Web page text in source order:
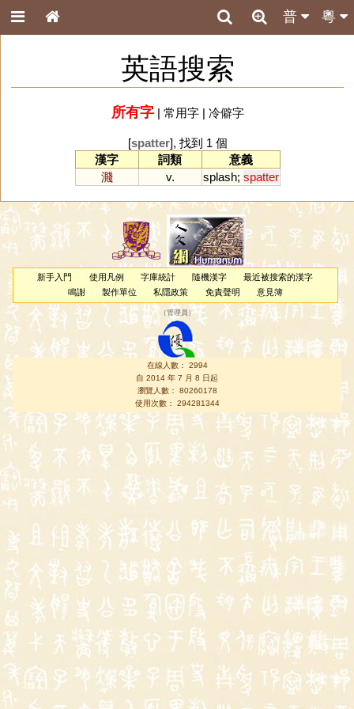
粵
普
英語搜索
所有字| 常用字| 冷僻字
[spatter], 找到 1 個
漢字
詞類
意義
濺
v. splash; spatter
新手入門 使用凡例 字庫統計 隨機漢字
最近被搜索的漢字
鳴謝
製作單位 私隱政策 免責聲明 意見簿
（管理員 ）
在線人數： 2994
自 2014 年 7 月 8 日起
瀏覽人數： 80260178
使用次數： 294281344